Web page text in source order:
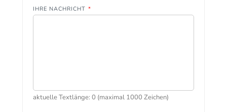
IHRE NACHRICHT *
aktuelle Textlänge: 0 (maximal 1000 Zeichen)